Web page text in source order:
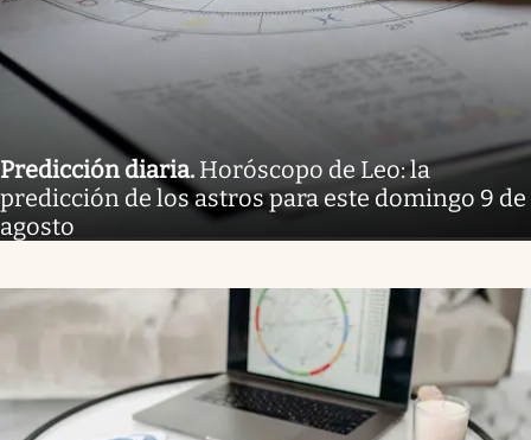
Predicción diaria. Horóscopo de Leo: la
predicción de los astros para este domingo 9 de
agosto